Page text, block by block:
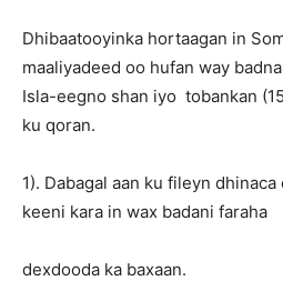
Dhibaatooyinka hortaagan in
maaliyadeed oo hufan way
Isla-eegno shan iyo tobankan
ku qoran.
1). Dabagal aan ku fileyn
keeni kara in wax badani faraha
dexdooda ka baxaan.